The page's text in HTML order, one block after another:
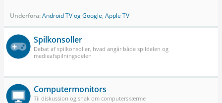
Underfora:Android TV og Google, Apple TV
Spilkonsoller
Debat af spilkonsoller, hvad angår både spildelen og
medieafspilningsdelen
Computermonitors
Til diskussion og snak om computerskærme